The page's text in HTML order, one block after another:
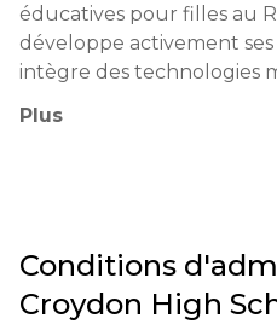
éducatives pour filles au
développe activement
intègre des technologies
trouve le haut niveau de
les principes de respect,
recherche de haute
Plus
Conditions
Croydon High